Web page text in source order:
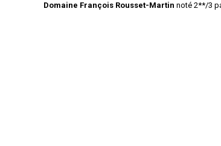
Domaine François Rousset-Martin noté 2**/3